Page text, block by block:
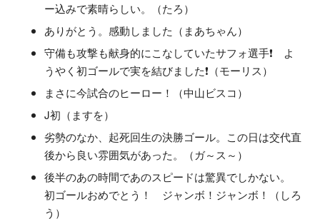
ー込みで素晴らしい。（たろ）
ありがとう。感動しました（まあちゃん）
守備も攻撃も献身的にこなしていたサフォ選手❗️ よ
うやく初ゴールで実を結びました❗️（モーリス）
まさに今試合のヒーロー！（中山ビスコ）
J初（ますを）
劣勢のなか、起死回生の決勝ゴール。この日は交代直
後から良い雰囲気があった。（ガ～ス～）
後半のあの時間であのスピードは驚異でしかない。
初ゴールおめでとう！ ジャンボ！ジャンボ！（しろ
う）